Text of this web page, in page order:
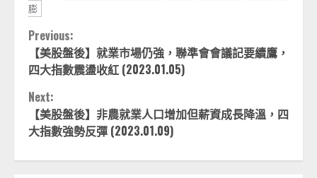
膨
Continue
Reading
Previous:
【美股盤後】就業市場仍強，聯準會會議記要續鷹，
四大指數震盪收紅 (2023.01.05)
Next:
【美股盤後】非農就業人口增加但薪資成長降溫，四
大指數強勢反彈 (2023.01.09)